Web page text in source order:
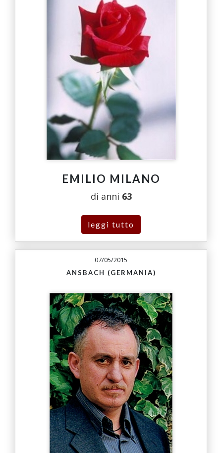
EMILIO MILANO
di anni 63
leggi tutto
07/05/2015
ANSBACH (GERMANIA)